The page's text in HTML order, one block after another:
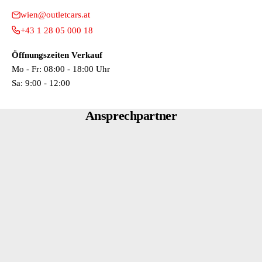
Sitze vorn höhenverstellbar
Steckdose 12V im Koffer-/Laderaum
Türverkleidung Stoff
Türgriffe aussen Wagenfarbe
Türgriffschalen aussen beleuchtet
Wärmeschutzverglasung grün getönt (seitlich / hinten)
wien@outletcars.at
+43 1 28 05 000 18
Öffnungszeiten Verkauf
Mo - Fr: 08:00 - 18:00 Uhr
Sa: 9:00 - 12:00
Ansprechpartner